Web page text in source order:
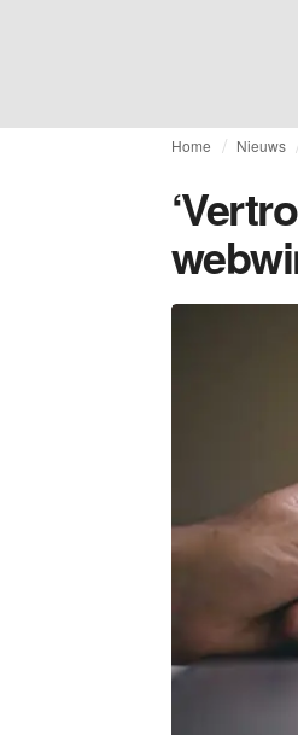
Home Nieuws